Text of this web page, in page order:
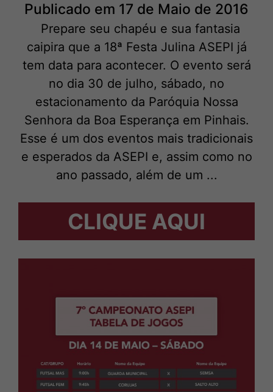
Publicado em 17 de Maio de 2016
Prepare seu chapéu e sua fantasia
caipira que a 18ª Festa Julina ASEPI já
tem data para acontecer. O evento será
no dia 30 de julho, sábado, no
estacionamento da Paróquia Nossa
Senhora da Boa Esperança em Pinhais.
Esse é um dos eventos mais tradicionais
e esperados da ASEPI e, assim como no
ano passado, além de um ...
CLIQUE AQUI